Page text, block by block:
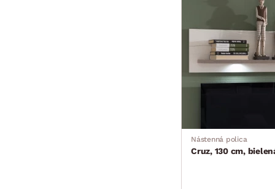
Nástenná polica
Cruz, 130 cm,